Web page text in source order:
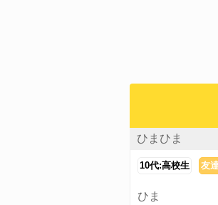
ひまひま
10代:高校生 友
ひま